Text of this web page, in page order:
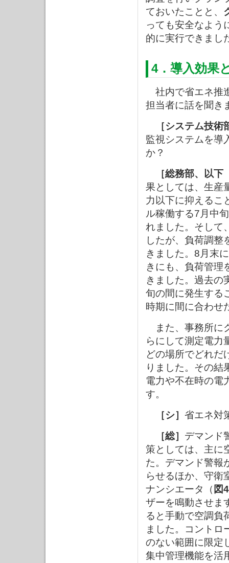
ておいたことと、
っても安全なよう
的に実行できまし
4．導入効果
社内で省エネ推
担当者に話を聞き
［システム技
監視システムを導
か？
［総務部、以
果としては、生産
力以下に抑えるこ
ル稼働する7月中
れました。そして
したが、負荷調整
きました。8月末
きにも、負荷管理
きました。過去の
旬の間に発生する
時期に間に合わせ
また、事務所に
らにして測定電力
どの場所でどれだ
りました。その結
電力や不在時の電
す。
［シ］ 省エネ対
［総］ デマンド
策としては、主に
た。デマンド警報
らせるほか、守衛
ナンシエータ（ 図4
ザーを鳴動させま
ると手動で空調負
ました。コントロ
のない範囲に限定
集中管理機能を活